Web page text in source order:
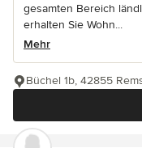
gesamten Bereich
erhalten Sie Wohn...
Mehr
Büchel 1b, 42855